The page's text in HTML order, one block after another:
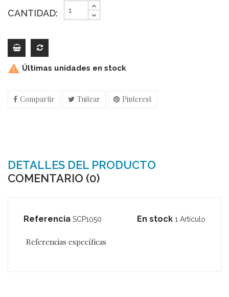
CANTIDAD:
 Últimas unidades en stock
Compartir Tuitear Pinterest
DETALLES DEL PRODUCTO
COMENTARIO (0)
Referencia SCP1050 En stock 1 Artículo
Referencias específicas